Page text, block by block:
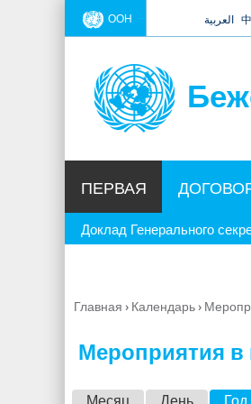
ООН العربية
ПЕРВАЯ
Доклад Генерального
Вы
Главная › Календарь›
Мероприятия в